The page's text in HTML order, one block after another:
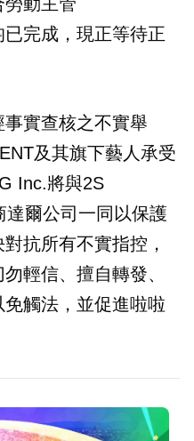
完成，現正等待正
實查核之不實舉
及其旗下藝人承受
Inc.將與2S
達爾公司一同以保護
抗所有不實指控，
輕信、擅自轉發、
觸法，並促進啦啦